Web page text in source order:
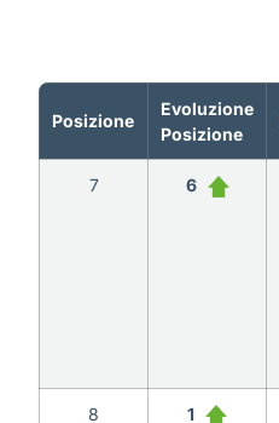
Posizione
Evoluzione
Posizione
7 6
8 1